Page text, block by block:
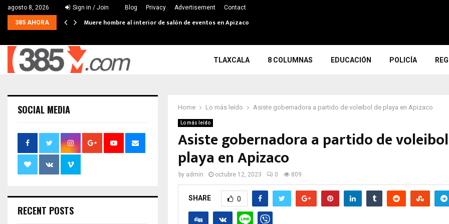
agosto 8, 2026 Sign in / Join Blog Privacy Advertisement Contact
385 AHORA Muere hombre al interior de salón de eventos en Apizaco
TLAXCALA 8 COLUMNAS EDUCACIÓN POLICÍA
Home Lo más leído Asiste gobernadora a partido de voleibol de playa en Apizaco
Lo más leído
Asiste gobernadora a partido de
playa en Apizaco
by admin octubre 12, 2023 0 809
SHARE 0
SOCIAL MEDIA
RECENT POSTS